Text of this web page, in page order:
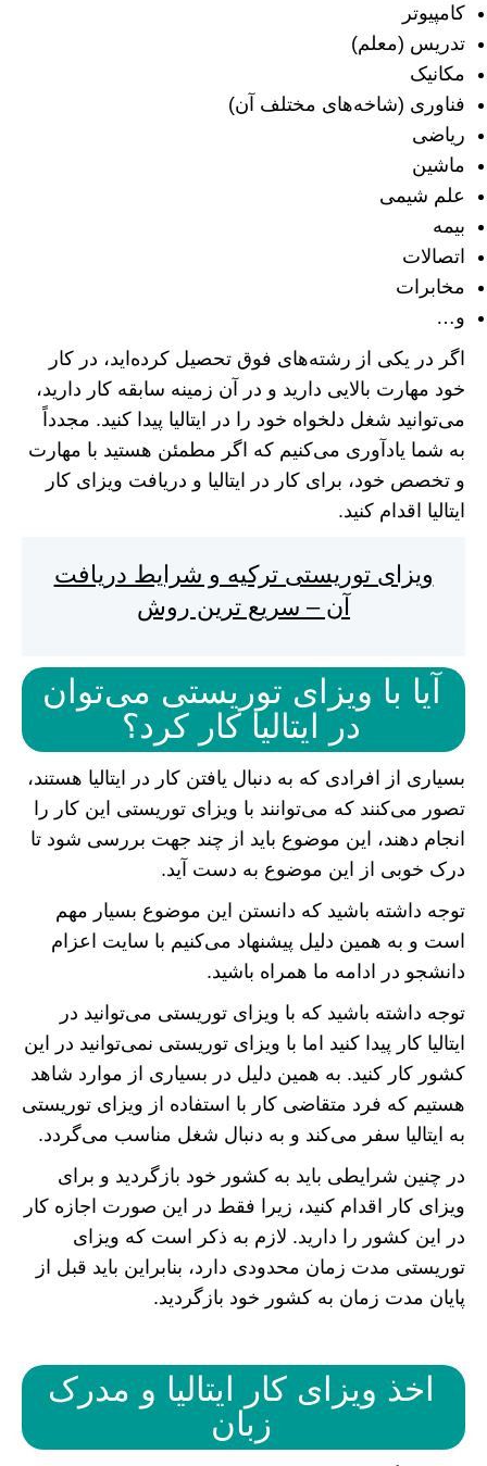
کامپیوتر
تدریس (معلم)
مکانیک
فناوری (شاخه‌های مختلف آن)
ریاضی
ماشین
علم شیمی
بیمه
اتصالات
مخابرات
و…
اگر در یکی از رشته‌های فوق تحصیل کرده‌اید، در کار
خود مهارت بالایی دارید و در آن زمینه سابقه کار دارید،
می‌توانید شغل دلخواه خود را در ایتالیا پیدا کنید. مجدداً
به شما یادآوری می‌کنیم که اگر مطمئن هستید با مهارت
و تخصص خود، برای کار در ایتالیا و دریافت ویزای کار
ایتالیا اقدام کنید.
ویزای توریستی ترکیه و شرایط دریافت
آن – سریع ترین روش
آیا با ویزای توریستی می‌توان
در ایتالیا کار کرد؟
بسیاری از افرادی که به دنبال یافتن کار در ایتالیا هستند،
تصور می‌کنند که می‌توانند با ویزای توریستی این کار را
انجام دهند، این موضوع باید از چند جهت بررسی شود تا
درک خوبی از این موضوع به دست آید.
توجه داشته باشید که دانستن این موضوع بسیار مهم
است و به همین دلیل پیشنهاد می‌کنیم با سایت اعزام
دانشجو در ادامه ما همراه باشید.
توجه داشته باشید که با ویزای توریستی می‌توانید در
ایتالیا کار پیدا کنید اما با ویزای توریستی نمی‌توانید در این
کشور کار کنید. به همین دلیل در بسیاری از موارد شاهد
هستیم که فرد متقاضی کار با استفاده از ویزای توریستی
به ایتالیا سفر می‌کند و به دنبال شغل مناسب می‌گردد.
در چنین شرایطی باید به کشور خود بازگردید و برای
ویزای کار اقدام کنید، زیرا فقط در این صورت اجازه کار
در این کشور را دارید. لازم به ذکر است که ویزای
توریستی مدت زمان محدودی دارد، بنابراین باید قبل از
پایان مدت زمان به کشور خود بازگردید.
اخذ ویزای کار ایتالیا و مدرک
زبان